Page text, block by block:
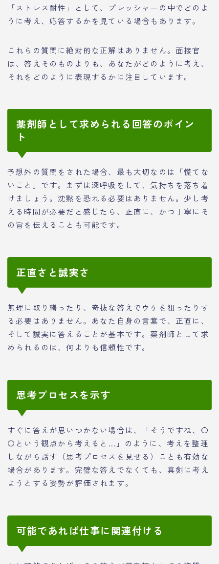
「ストレス耐性」として、プレッシャーの中でどのよ
うに考え、応答するかを見ている場合もあります。
これらの質問に絶対的な正解はありません。面接官
は、答えそのものよりも、あなたがどのように考え、
それをどのように表現するかに注目しています。
薬剤師として求められる回答のポイン
ト
予想外の質問をされた場合、最も大切なのは「慌てな
いこと」です。まずは深呼吸をして、気持ちを落ち着
けましょう。沈黙を恐れる必要はありません。少し考
える時間が必要だと感じたら、正直に、かつ丁寧にそ
の旨を伝えることも可能です。
正直さと誠実さ
無理に取り繕ったり、奇抜な答えでウケを狙ったりす
る必要はありません。あなた自身の言葉で、正直に、
そして誠実に答えることが基本です。薬剤師として求
められるのは、何よりも信頼性です。
思考プロセスを示す
すぐに答えが思いつかない場合は、「そうですね、〇
〇という観点から考えると…」のように、考えを整理
しながら話す（思考プロセスを見せる）ことも有効な
場合があります。完璧な答えでなくても、真剣に考え
ようとする姿勢が評価されます。
可能であれば仕事に関連付ける